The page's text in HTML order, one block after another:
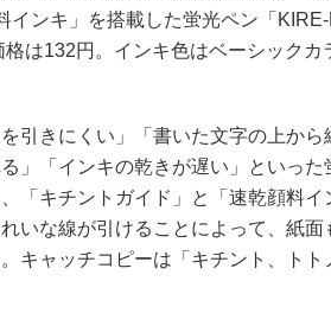
ンキ」を搭載した蛍光ペン「KIRE-
は132円。インキ色はベーシックカ
引きにくい」「書いた文字の上から
」「インキの乾きが遅い」といった
「キチントガイド」と「速乾顔料イ
いな線が引けることによって、紙面
キャッチコピーは「キチント、トト